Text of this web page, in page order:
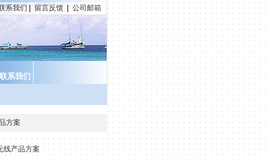
系我们| 留言反馈 公司邮箱
联系我们
方案
线产品方案